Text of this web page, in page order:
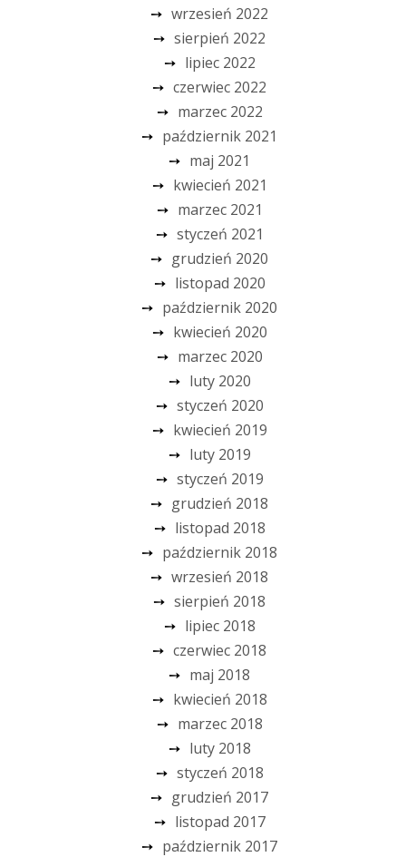
wrzesień 2022
sierpień 2022
lipiec 2022
czerwiec 2022
marzec 2022
październik 2021
maj 2021
kwiecień 2021
marzec 2021
styczeń 2021
grudzień 2020
listopad 2020
październik 2020
kwiecień 2020
marzec 2020
luty 2020
styczeń 2020
kwiecień 2019
luty 2019
styczeń 2019
grudzień 2018
listopad 2018
październik 2018
wrzesień 2018
sierpień 2018
lipiec 2018
czerwiec 2018
maj 2018
kwiecień 2018
marzec 2018
luty 2018
styczeń 2018
grudzień 2017
listopad 2017
październik 2017